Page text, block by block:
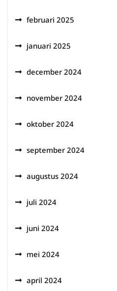
februari 2025
januari 2025
december 2024
november 2024
oktober 2024
september 2024
augustus 2024
juli 2024
juni 2024
mei 2024
april 2024